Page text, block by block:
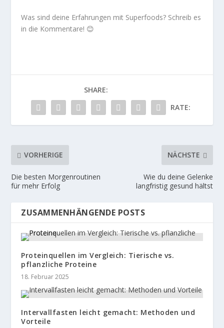
Was sind deine Erfahrungen mit Superfoods? Schreib es
in die Kommentare! 😊
SHARE:
RATE:
VORHERIGE
Die besten Morgenroutinen
für mehr Erfolg
NÄCHSTE
Wie du deine Gelenke
langfristig gesund hältst
ZUSAMMENHÄNGENDE POSTS
Proteinquellen im Vergleich: Tierische vs.
pflanzliche Proteine
18. Februar 2025
Intervallfasten leicht gemacht: Methoden und
Vorteile